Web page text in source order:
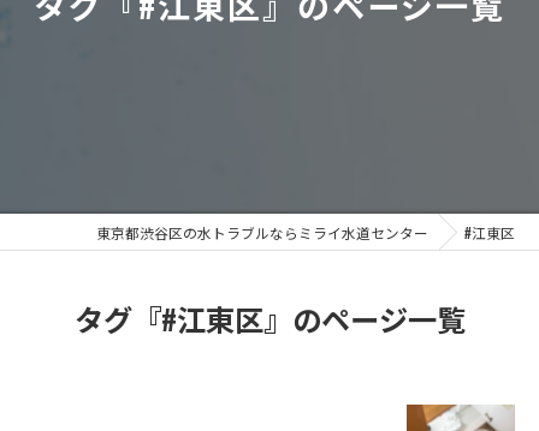
東京都渋谷区の水トラブルならミライ水道センター #江東区
タグ『#江東区』のページ一覧